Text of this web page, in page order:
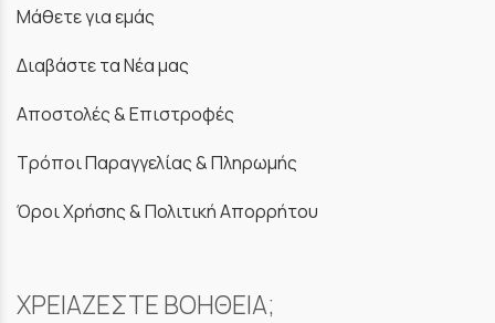
Μάθετε για εμάς
Διαβάστε τα Νέα μας
Αποστολές & Επιστροφές
Τρόποι Παραγγελίας & Πληρωμής
Όροι Χρήσης & Πολιτική Απορρήτου
ΧΡΕΙΑΖΕΣΤΕ ΒΟΗΘΕΙΑ;